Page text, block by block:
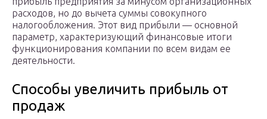
расходов, но до вычета суммы совокупного
налогообложения. Этот вид прибыли — основной
параметр, характеризующий финансовые итоги
функционирования компании по всем видам ее
деятельности.
Способы увеличить прибыль от
продаж